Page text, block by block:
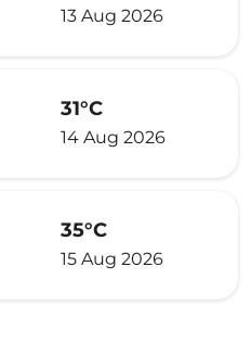
13 Aug 2026
31°C
14 Aug 2026
35°C
15 Aug 2026